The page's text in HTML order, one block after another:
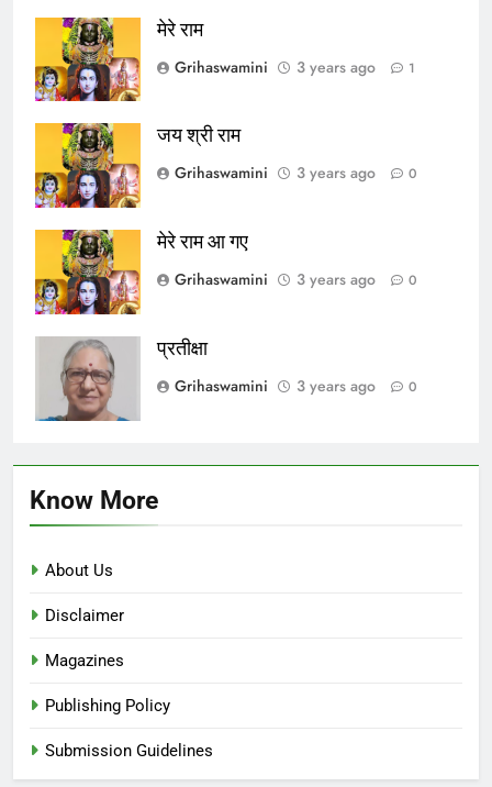
मेरे राम
Grihaswamini
3 years ago 1
जय श्री राम
Grihaswamini
3 years ago 0
मेरे राम आ गए
Grihaswamini
3 years ago 0
प्रतीक्षा
Grihaswamini
3 years ago 0
Know More
About Us
Disclaimer
Magazines
Publishing Policy
Submission Guidelines